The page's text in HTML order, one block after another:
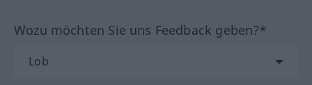
Wozu möchten Sie uns Feedback geben?*